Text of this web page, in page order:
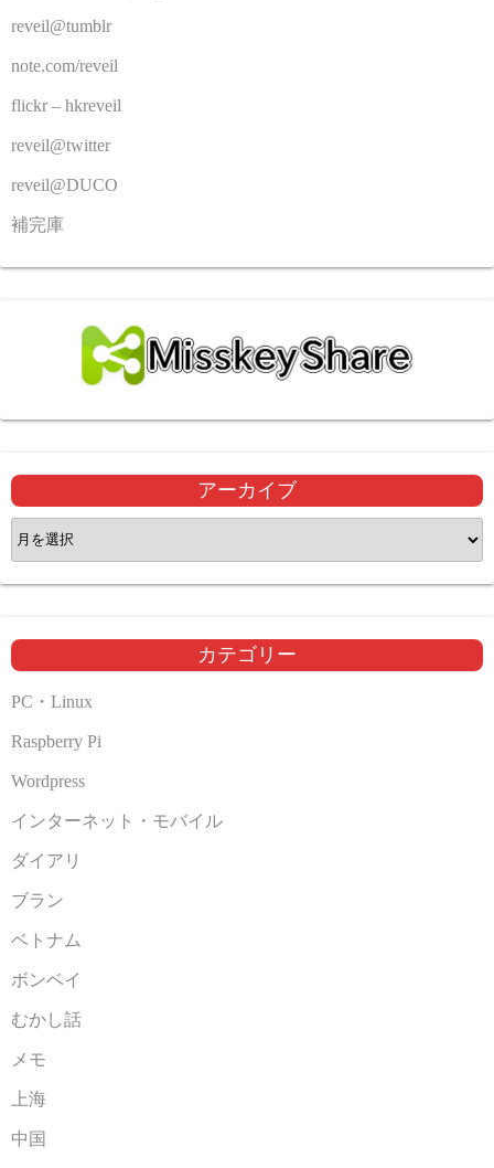
reveil@tumblr
note.com/reveil
flickr – hkreveil
reveil@twitter
reveil@DUCO
補完庫
アーカイブ
ア
ー
カ
ブ
カテゴリー
PC・Linux
Raspberry Pi
Wordpress
インターネット・モバイル
ダイアリ
ブラン
ベトナム
ボンベイ
むかし話
メモ
上海
中国